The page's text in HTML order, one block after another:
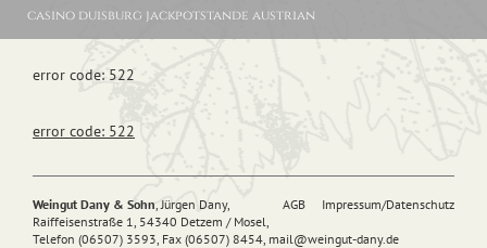
casino duisburg jackpotstande austrian
error code: 522
error code: 522
AGB Impressum/Datenschutz
Weingut Dany & Sohn, Jürgen Dany,
Raiffeisenstraße 1, 54340 Detzem / Mosel,
Telefon (06507) 3593, Fax (06507) 8454, mail@weingut-dany.de